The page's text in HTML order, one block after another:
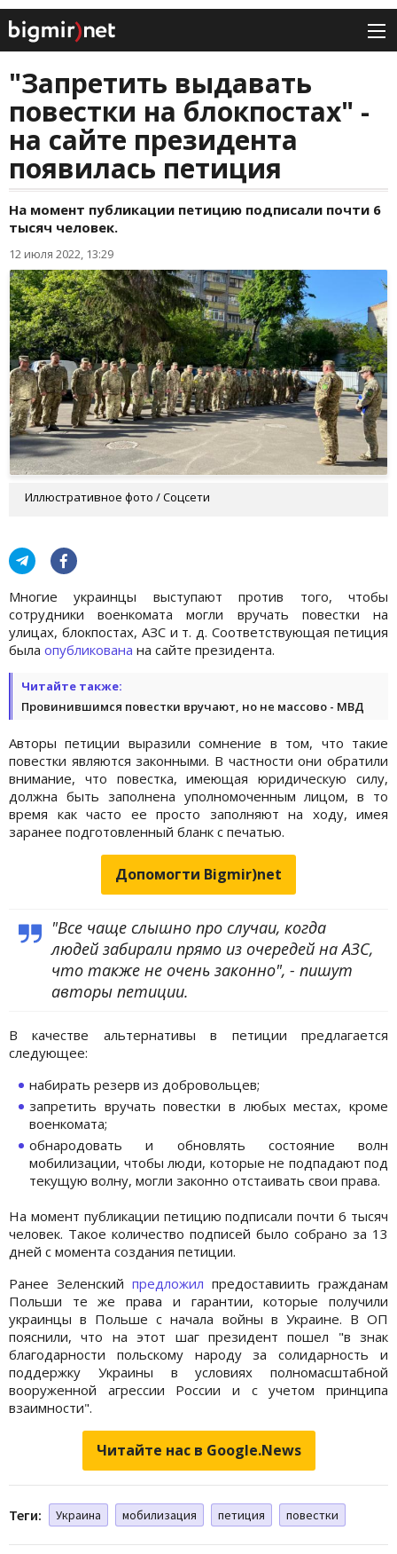
"Запретить выдавать
повестки на блокпостах" -
на сайте президента
появилась петиция
На момент публикации петицию подписали почти 6
тысяч человек.
12 июля 2022, 13:29
Иллюстративное фото / Соцсети
Многие украинцы выступают против того, чтобы
сотрудники военкомата могли вручать повестки на
улицах, блокпостах, АЗС и т. д. Соответствующая петиция
была опубликована на сайте президента.
Читайте также:
Провинившимся повестки вручают, но не массово - МВД
Авторы петиции выразили сомнение в том, что такие
повестки являются законными. В частности они обратили
внимание, что повестка, имеющая юридическую силу,
должна быть заполнена уполномоченным лицом, в то
время как часто ее просто заполняют на ходу, имея
заранее подготовленный бланк с печатью.
Допомогти Bigmir)net
"Все чаще слышно про случаи, когда
людей забирали прямо из очередей на АЗС,
что также не очень законно", - пишут
авторы петиции.
В качестве альтернативы в петиции предлагается
следующее:
набирать резерв из добровольцев;
запретить вручать повестки в любых местах, кроме
военкомата;
обнародовать и обновлять состояние волн
мобилизации, чтобы люди, которые не подпадают под
текущую волну, могли законно отстаивать свои права.
На момент публикации петицию подписали почти 6 тысяч
человек. Такое количество подписей было собрано за 13
дней с момента создания петиции.
Ранее Зеленский предложил предоставиить гражданам
Польши те же права и гарантии, которые получили
украинцы в Польше с начала войны в Украине. В ОП
пояснили, что на этот шаг президент пошел "в знак
благодарности польскому народу за солидарность и
поддержку Украины в условиях полномасштабной
вооруженной агрессии России и с учетом принципа
взаимности".
Читайте нас в Google.News
Теги: Украина мобилизация петиция повестки